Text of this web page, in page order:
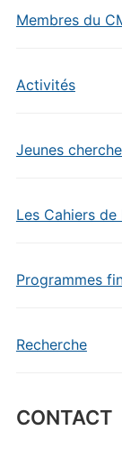
Membres du
Activités
Jeunes
Les Cahiers
Programmes
Recherche
CONTACT